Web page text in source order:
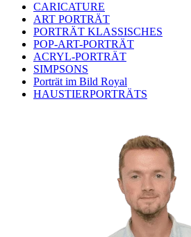
CARICATURE
ART PORTRÄT
PORTRÄT KLASSISCHES
POP-ART-PORTRÄT
ACRYL-PORTRÄT
SIMPSONS
Porträt im Bild Royal
HAUSTIERPORTRÄTS